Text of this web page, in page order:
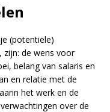
(potentiële)
zijn: de wens voor
belang van salaris en
en relatie met de
het werk en de
over de